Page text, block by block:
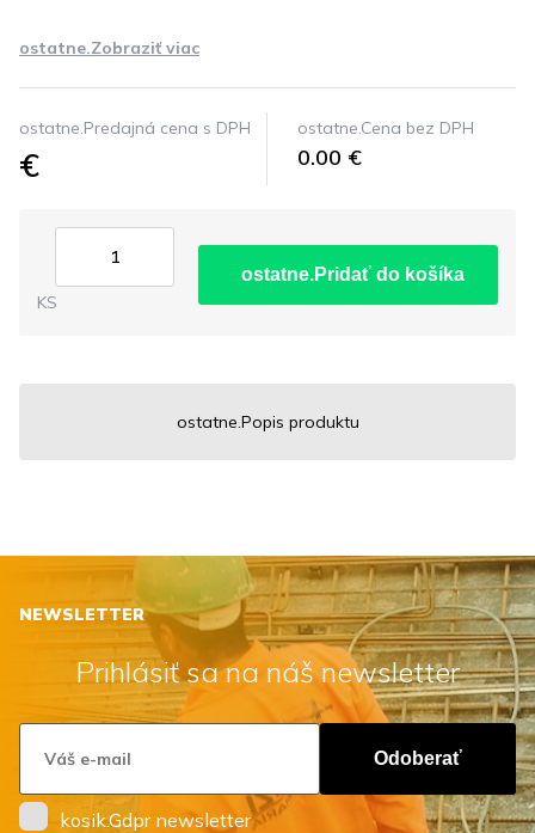
ostatne.Zobraziť viac
ostatne.Predajná cena s DPH
€
ostatne.Cena bez DPH
0.00 €
KS
ostatne.Pridať do košíka
ostatne.Popis produktu
NEWSLETTER
Prihlásiť sa na náš newsletter
Odoberať
kosik.Gdpr newsletter